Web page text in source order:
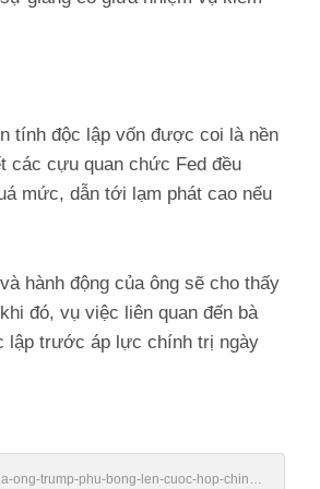
tính độc lập vốn được coi là nền
các cựu quan chức Fed đều
mức, dẫn tới lạm phát cao nếu
hành động của ông sẽ cho thấy
đó, vụ việc liên quan đến bà
lập trước áp lực chính trị ngày
ong-trump-phu-bong-len-cuoc-hop-chinh-